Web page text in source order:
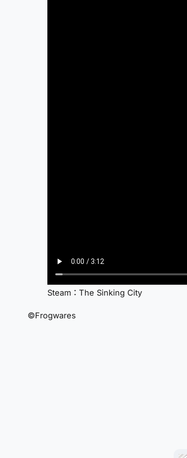
Steam：The Sinking City
©Frogwares